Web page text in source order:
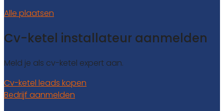
Alle plaatsen
Cv-ketel installateur aanmelden
Meld je als cv-ketel expert aan.
Cv-ketel leads kopen
Bedrijf aanmelden